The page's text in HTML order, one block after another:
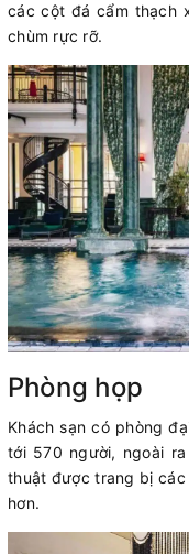
các cột đá cẩm thạch
chùm rực rỡ.
Phòng họp
Khách sạn có phòng
tới 570 người, ngoài
thuật được trang bị
hơn.